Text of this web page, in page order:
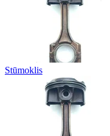
Stūmoklis